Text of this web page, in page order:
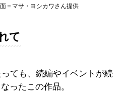
＝マサ・ヨシカワさん提供
て
ても、続編やイベントが続
ったこの作品。